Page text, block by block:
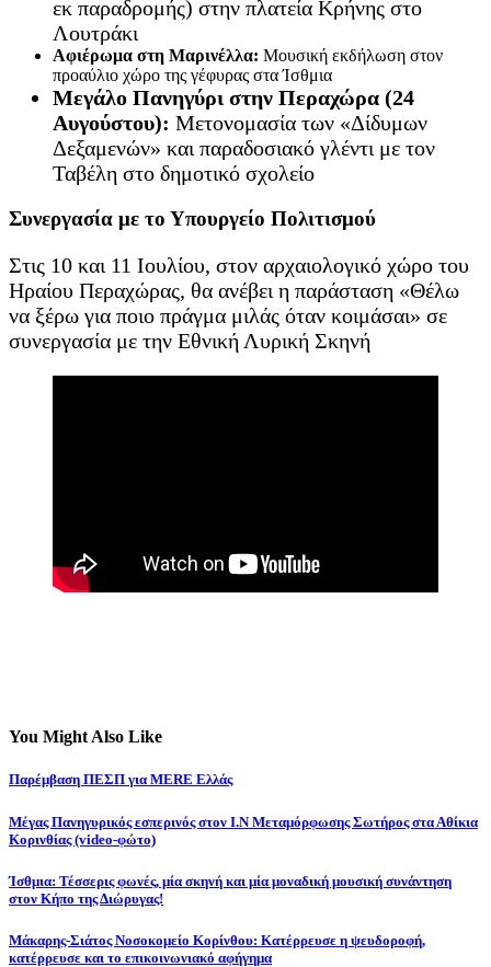
εκ παραδρομής) στην πλατεία Κρήνης στο
Λουτράκι
Αφιέρωμα στη Μαρινέλλα: Μουσική εκδήλωση στον
προαύλιο χώρο της γέφυρας στα Ίσθμια
Μεγάλο Πανηγύρι στην Περαχώρα (24
Αυγούστου): Μετονομασία των «Δίδυμων
Δεξαμενών» και παραδοσιακό γλέντι με τον
Ταβέλη στο δημοτικό σχολείο
Συνεργασία με το Υπουργείο Πολιτισμού
Στις 10 και 11 Ιουλίου, στον αρχαιολογικό χώρο του
Ηραίου Περαχώρας, θα ανέβει η παράσταση «Θέλω
να ξέρω για ποιο πράγμα μιλάς όταν κοιμάσαι» σε
συνεργασία με την Εθνική Λυρική Σκηνή
You Might Also Like
Παρέμβαση ΠΕΣΠ για MERE Ελλάς
Μέγας Πανηγυρικός εσπερινός στον Ι.Ν Μεταμόρφωσης Σωτήρος στα Αθίκια
Κορινθίας (video-φώτο)
Ίσθμια: Τέσσερις φωνές, μία σκηνή και μία μοναδική μουσική συνάντηση
στον Κήπο της Διώρυγας!
Μάκαρης-Σιάτος Νοσοκομείο Κορίνθου: Κατέρρευσε η ψευδοροφή,
κατέρρευσε και το επικοινωνιακό αφήγημα